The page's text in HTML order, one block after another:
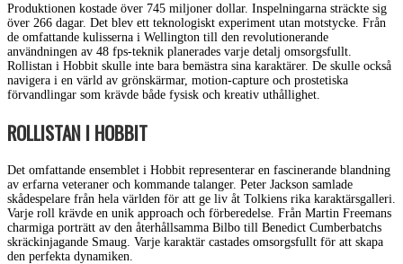
Produktionen kostade över 745 miljoner dollar. Inspelningarna sträckte sig
över 266 dagar. Det blev ett teknologiskt experiment utan motstycke. Från
de omfattande kulisserna i Wellington till den revolutionerande
användningen av 48 fps-teknik planerades varje detalj omsorgsfullt.
Rollistan i Hobbit skulle inte bara bemästra sina karaktärer. De skulle också
navigera i en värld av grönskärmar, motion-capture och prostetiska
förvandlingar som krävde både fysisk och kreativ uthållighet.
ROLLISTAN I HOBBIT
Det omfattande ensemblet i Hobbit representerar en fascinerande blandning
av erfarna veteraner och kommande talanger. Peter Jackson samlade
skådespelare från hela världen för att ge liv åt Tolkiens rika karaktärsgalleri.
Varje roll krävde en unik approach och förberedelse. Från Martin Freemans
charmiga porträtt av den återhållsamma Bilbo till Benedict Cumberbatchs
skräckinjagande Smaug. Varje karaktär castades omsorgsfullt för att skapa
den perfekta dynamiken.